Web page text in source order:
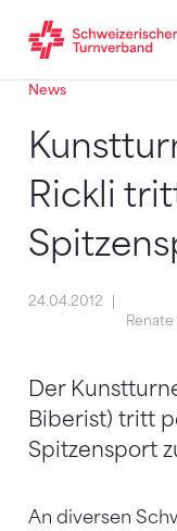
Zum Inhalt springen
Zur Sitemap
Zum Navigieren
News
Rickli
24.04.2012
Renate
Der
Biberist) tritt
Spitzensport
An diversen